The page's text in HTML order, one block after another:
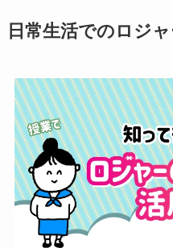
日常生活でのロジ